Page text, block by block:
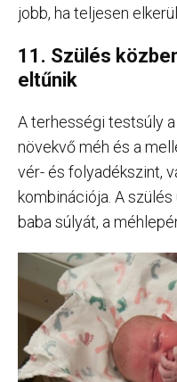
jobb, ha teljesen
11. Szülés
eltűnik
A terhességi testsúly a
növekvő méh és a
vér- és folyadékszint,
kombinációja. A
baba súlyát, a